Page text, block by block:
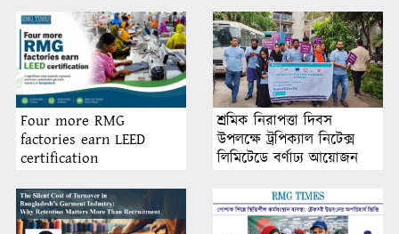
Four more RMG
factories earn LEED
certification
শ্রমিক নিরাপত্তা দিবস
উপলক্ষে ট্রপিক্যাল নিটেক্স
লিমিটেডে বর্ণাঢ্য আয়োজন